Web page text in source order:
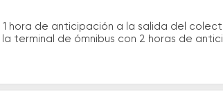
hora de anticipación a la salida del
terminal de ómnibus con 2 horas de